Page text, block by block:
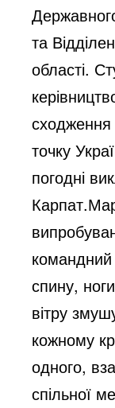
та
області.
точку
погодні
спину,
вітру
кожному
одного,
спільної